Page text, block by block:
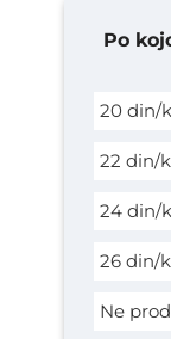
Po
20 din/
22 din/
24 din/
26 din/
Ne